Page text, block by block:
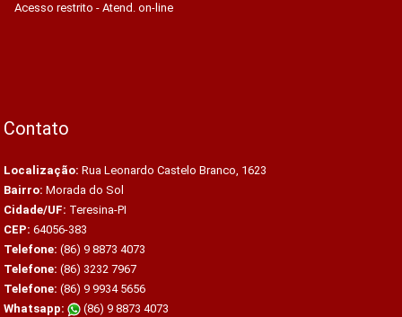
Acesso restrito - Atend. on-line
Contato
Localização: Rua Leonardo Castelo Branco, 1623
Bairro: Morada do Sol
Cidade/UF: Teresina-PI
CEP: 64056-383
Telefone: (86) 9 8873 4073
Telefone: (86) 3232 7967
Telefone: (86) 9 9934 5656
Whatsapp:
(86) 9 8873 4073